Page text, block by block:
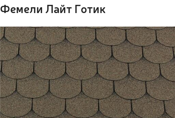
Фемели Лайт Готик